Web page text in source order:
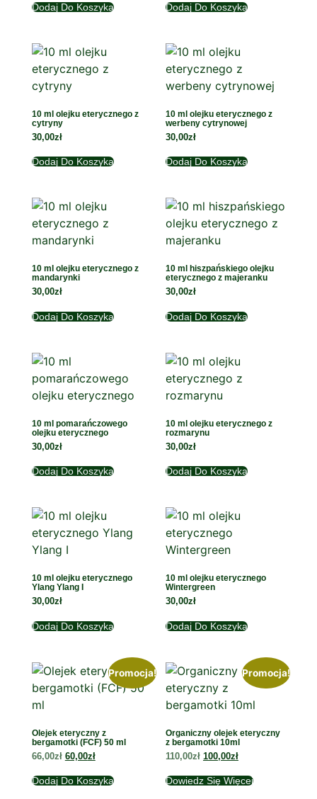
Dodaj Do Koszyka Dodaj Do Koszyka
10 ml olejku eterycznego z
cytryny
30,00zł
Dodaj Do Koszyka
10 ml olejku eterycznego z
werbeny cytrynowej
30,00zł
Dodaj Do Koszyka
10 ml olejku eterycznego z
mandarynki
30,00zł
Dodaj Do Koszyka
10 ml hiszpańskiego olejku
eterycznego z majeranku
30,00zł
Dodaj Do Koszyka
10 ml pomarańczowego
olejku eterycznego
30,00zł
Dodaj Do Koszyka
10 ml olejku eterycznego z
rozmarynu
30,00zł
Dodaj Do Koszyka
10 ml olejku eterycznego
Ylang Ylang I
30,00zł
Dodaj Do Koszyka
10 ml olejku eterycznego
Wintergreen
30,00zł
Dodaj Do Koszyka
Promocja!
Olejek eteryczny z
bergamotki (FCF) 50 ml
66,00zł 60,00zł
Dodaj Do Koszyka
Promocja!
Organiczny olejek eteryczny
z bergamotki 10ml
110,00zł 100,00zł
Dowiedz Się Więcej